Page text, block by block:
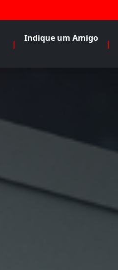
|
Indique um Amigo
|